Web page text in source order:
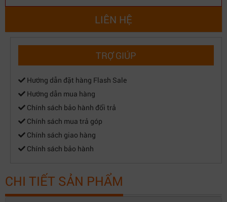
LIÊN HỆ
TRỢ GIÚP
Hướng dẫn đặt hàng Flash Sale
Hướng dẫn mua hàng
Chính sách bảo hành đổi trả
Chính sách mua trả góp
Chính sách giao hàng
Chính sách bảo hành
CHI TIẾT SẢN PHẨM